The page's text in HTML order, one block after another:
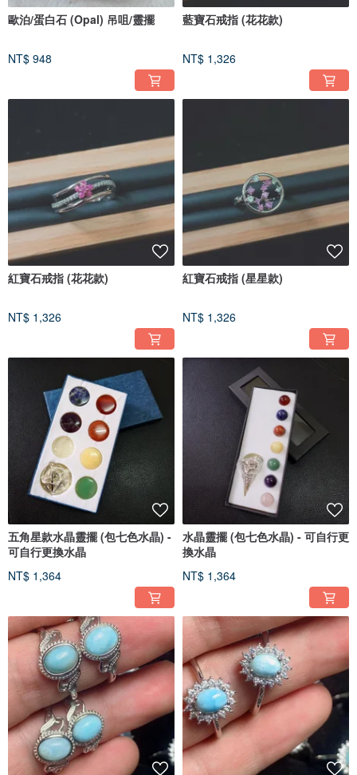
歐泊/蛋白石 (Opal) 吊咀/靈擺
NT$ 948
藍寶石戒指 (花花款)
NT$ 1,326
紅寶石戒指 (花花款)
NT$ 1,326
紅寶石戒指 (星星款)
NT$ 1,326
五角星款水晶靈擺 (包七色水晶) -
可自行更換水晶
NT$ 1,364
水晶靈擺 (包七色水晶) - 可自行更
換水晶
NT$ 1,364